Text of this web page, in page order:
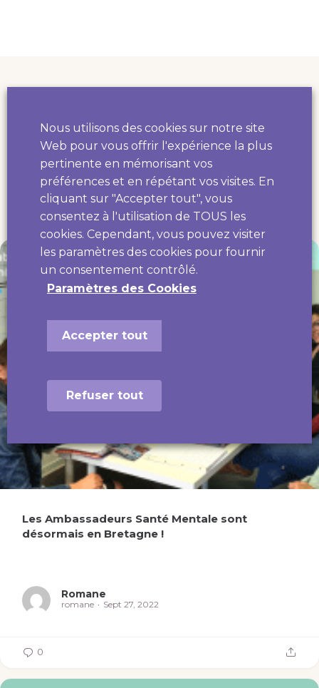
ET AUSSI...
d'autres actu
Les Ambassadeurs Santé Mentale sont
désormais en Bretagne !
Romane
romane Sept 27, 2022
0
Nous utilisons des cookies sur notre site
Web pour vous offrir l'expérience la plus
pertinente en mémorisant vos
préférences et en répétant vos visites. En
cliquant sur "Accepter tout", vous
consentez à l'utilisation de TOUS les
cookies. Cependant, vous pouvez visiter
les paramètres des cookies pour fournir
un consentement contrôlé.
Paramètres des Cookies
Accepter tout
Refuser tout